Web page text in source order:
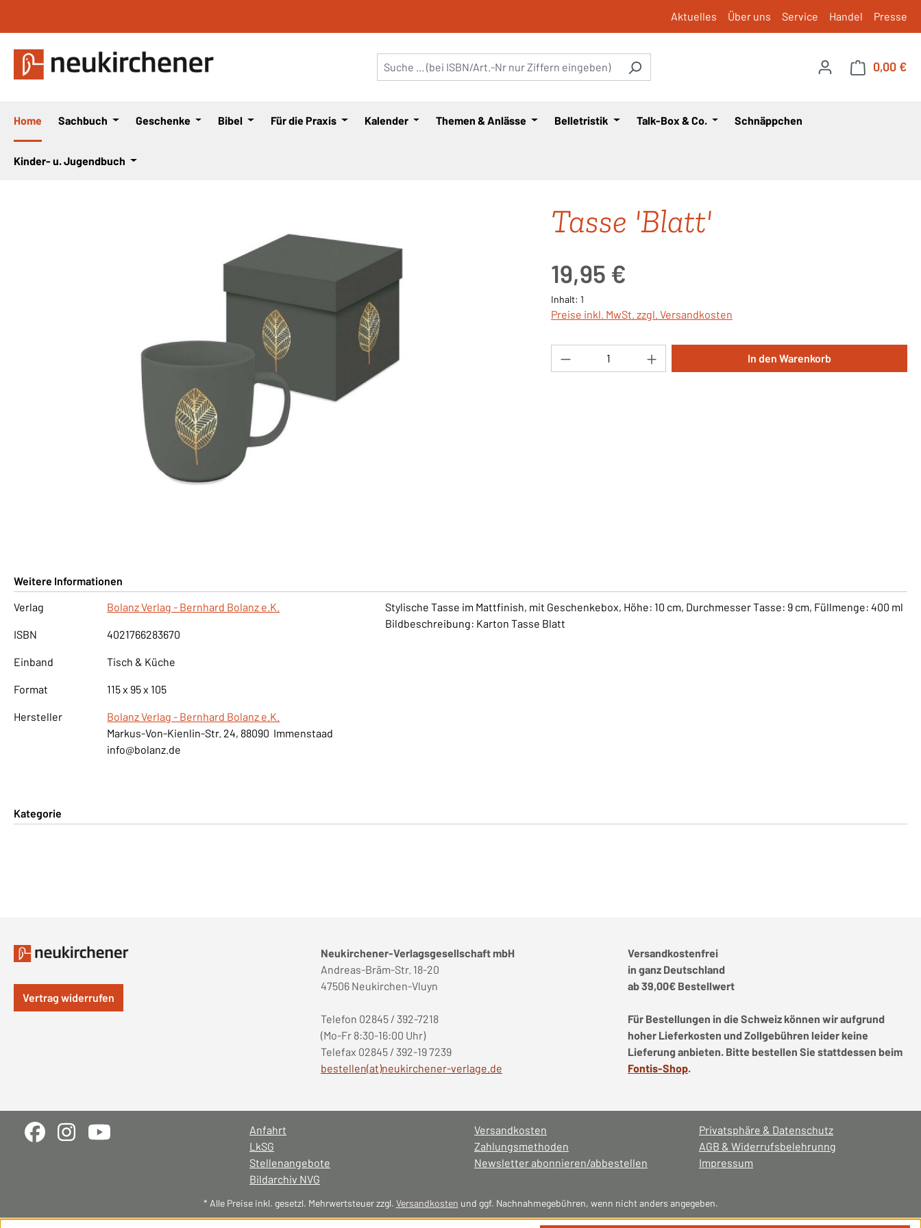
Aktuelles Über uns Service Handel Presse
0,00 €
Home Sachbuch Geschenke Bibel Für die Praxis Kalender Themen & Anlässe Belletristik Talk-Box & Co. Schnäppchen
Kinder- u. Jugendbuch
Tasse 'Blatt'
19,95 €
Inhalt: 1
Preise inkl. MwSt. zzgl. Versandkosten
Produkt Anzahl: Gib den gewünschten Wert ein
In den Warenkorb
Weitere Informationen
Verlag
Bolanz Verlag - Bernhard Bolanz e.K.
ISBN 4021766283670
Einband Tisch & Küche
Format 115 x 95 x 105
Hersteller
Bolanz Verlag - Bernhard Bolanz e.K.
Markus-Von-Kienlin-Str. 24, 88090 Immenstaad
info@bolanz.de
Stylische Tasse im Mattfinish, mit Geschenkebox, Höhe: 10 cm, Durchmesser Tasse: 9 cm, Füllmenge: 400 ml
Bildbeschreibung: Karton Tasse Blatt
Kategorie
Vertrag widerrufen
Neukirchener-Verlagsgesellschaft mbH
Andreas-Bräm-Str. 18-20
47506 Neukirchen-Vluyn
Telefon 02845 / 392-7218
(Mo-Fr 8:30-16:00 Uhr)
Telefax 02845 / 392-19 7239
bestellen(at)neukirchener-verlage.de
Versandkostenfrei
in ganz Deutschland
ab 39,00€ Bestellwert
Für Bestellungen in die Schweiz können wir aufgrund
hoher Lieferkosten und Zollgebühren leider keine
Lieferung anbieten. Bitte bestellen Sie stattdessen beim
Fontis-Shop.
Anfahrt
LkSG
Stellenangebote
Versandkosten
Zahlungsmethoden
Newsletter abonnieren/abbestellen
Privatsphäre & Datenschutz
AGB & Widerrufsbelehrunng
Impressum
Bildarchiv NVG
* Alle Preise inkl. gesetzl. Mehrwertsteuer zzgl. Versandkosten und ggf. Nachnahmegebühren, wenn nicht anders angegeben.